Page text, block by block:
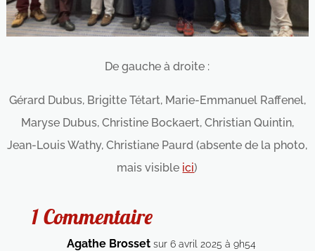
De gauche à droite :
Gérard Dubus, Brigitte Tétart, Marie-Emmanuel Raffenel,
Maryse Dubus, Christine Bockaert, Christian Quintin,
Jean-Louis Wathy, Christiane Paurd (absente de la photo,
mais visible ici)
1 Commentaire
Agathe Brosset sur 6 avril 2025 à 9h54